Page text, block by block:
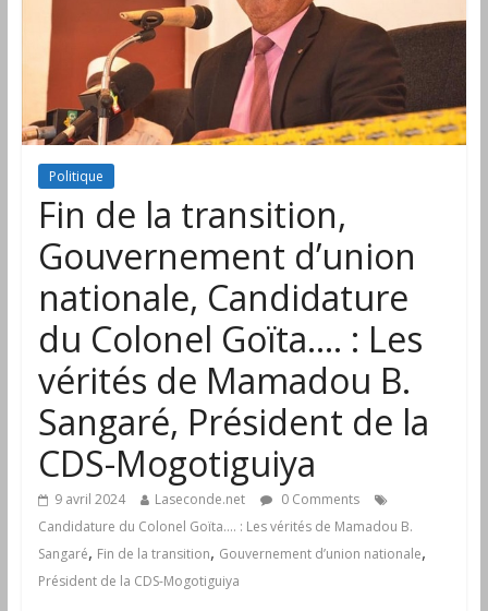
Politique
Fin de la transition,
Gouvernement d’union
nationale, Candidature
du Colonel Goïta…. : Les
vérités de Mamadou B.
Sangaré, Président de la
CDS-Mogotiguiya
9 avril 2024 Laseconde.net
0 Comments
Candidature du Colonel Goïta…. : Les vérités de Mamadou B.
Sangaré, Fin de la transition, Gouvernement d’union nationale,
Président de la CDS-Mogotiguiya